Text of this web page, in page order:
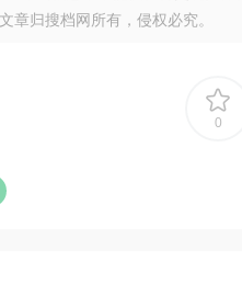
章归搜档网所有，侵权必究。
0